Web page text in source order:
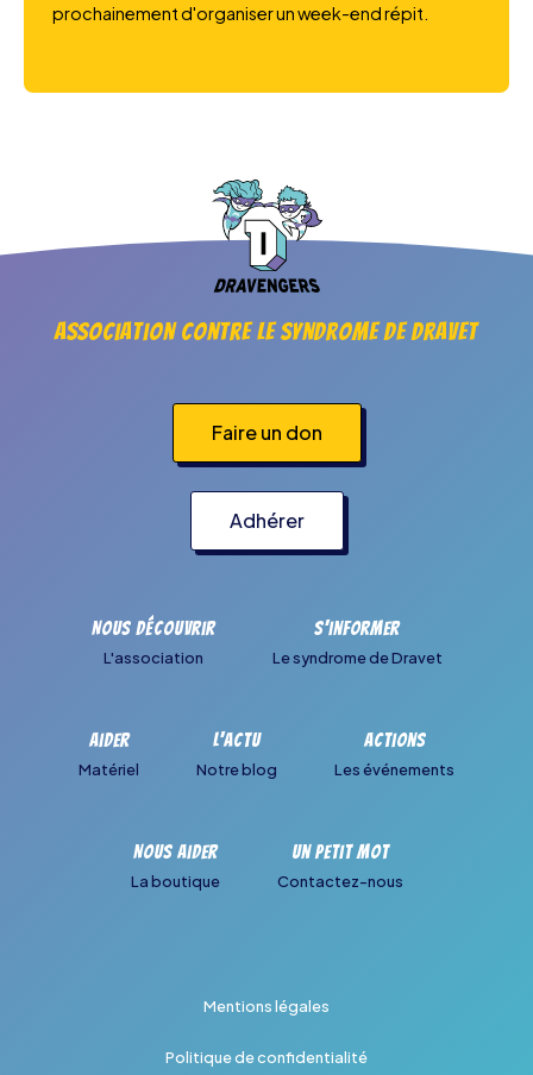
prochainement d'organiser un week-end répit.
Association contre le syndrome de Dravet
Faire un don
Adhérer
Nous découvrir
L'association
S'informer
Le syndrome de Dravet
Aider
Matériel
L'actu
Notre blog
Actions
Les événements
Nous aider
La boutique
Un petit mot
Contactez-nous
Mentions légales
Politique de confidentialité